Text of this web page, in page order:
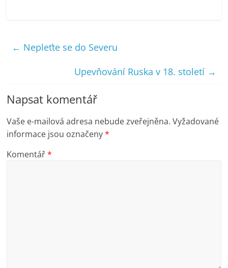
← Nepleťte se do Severu
Upevňování Ruska v 18. století →
Napsat komentář
Vaše e-mailová adresa nebude zveřejněna. Vyžadované
informace jsou označeny*
Komentář*